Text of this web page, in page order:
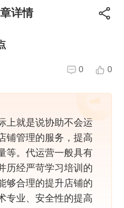
详情
0 0
上就是说协助不会运
铺管理的服务，提高
等。代运营一般具有
历经严苛学习培训的
够合理的提升店铺的
专业、安全性的提高